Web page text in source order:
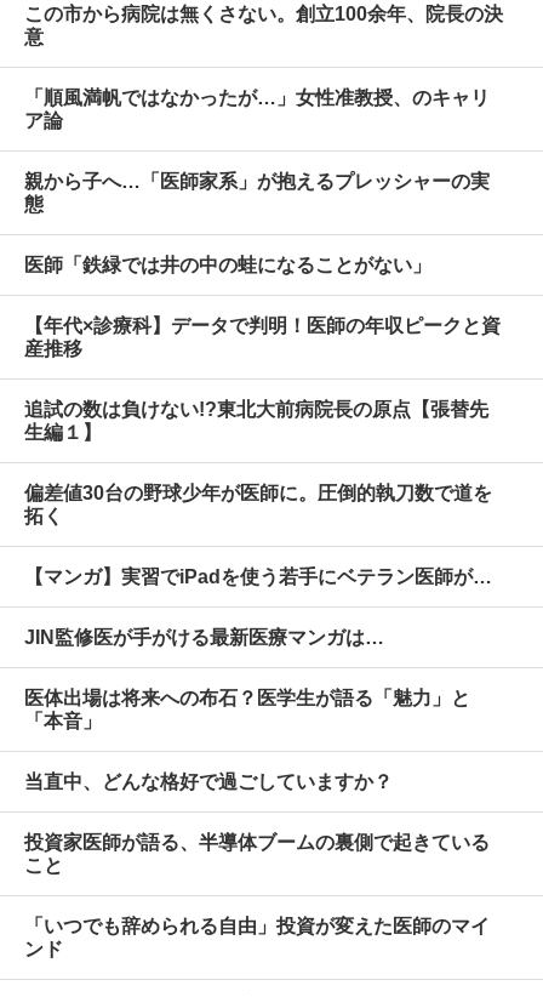
この市から病院は無くさない。創立100余年、院長の決
意
「順風満帆ではなかったが…」女性准教授、のキャリ
ア論
親から子へ…「医師家系」が抱えるプレッシャーの実
態
医師「鉄緑では井の中の蛙になることがない」
【年代×診療科】データで判明！医師の年収ピークと資
産推移
追試の数は負けない!?東北大前病院長の原点【張替先
生編１】
偏差値30台の野球少年が医師に。圧倒的執刀数で道を
拓く
【マンガ】実習でiPadを使う若手にベテラン医師が…
JIN監修医が手がける最新医療マンガは…
医体出場は将来への布石？医学生が語る「魅力」と
「本音」
当直中、どんな格好で過ごしていますか？
投資家医師が語る、半導体ブームの裏側で起きている
こと
「いつでも辞められる自由」投資が変えた医師のマイ
ンド